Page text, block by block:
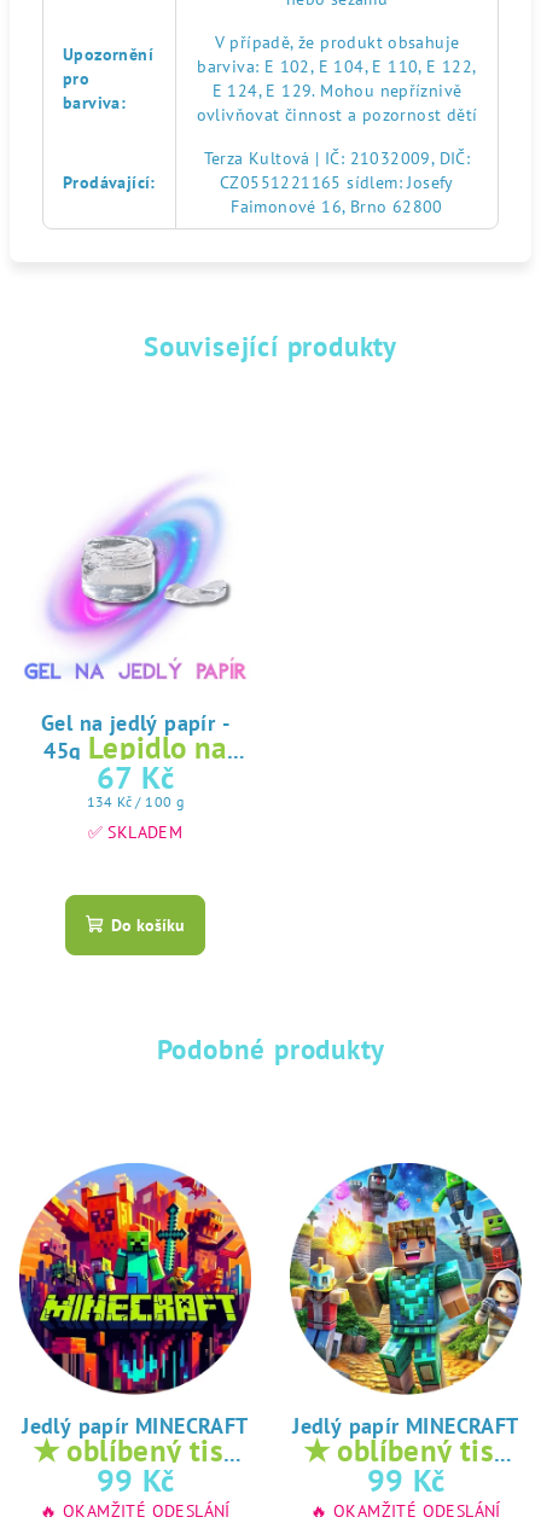
Upozornění
pro
barviva:
V případě, že produkt obsahuje
barviva: E 102, E 104, E 110, E 122,
E 124, E 129. Mohou nepříznivě
ovlivňovat činnost a pozornost dětí
Prodávající:
Terza Kultová | IČ: 21032009, DIČ:
CZ0551221165 sídlem: Josefy
Faimonové 16, Brno 62800
Související produkty
Gel na jedlý papír -
45g Lepidlo na
jedlý papír
67 Kč
Měrná
cena:
134 Kč / 100 g
✅ SKLADEM
hodnocení
produktu
hvězdiček.
Do košíku
Podobné produkty
Jedlý papír MINECRAFT
★ oblíbený tisk
na jedlý papír
99 Kč
🔥 OKAMŽITÉ ODESLÁNÍ
Jedlý papír MINECRAFT
★ oblíbený tisk
na jedlý papír
99 Kč
🔥 OKAMŽITÉ ODESLÁNÍ